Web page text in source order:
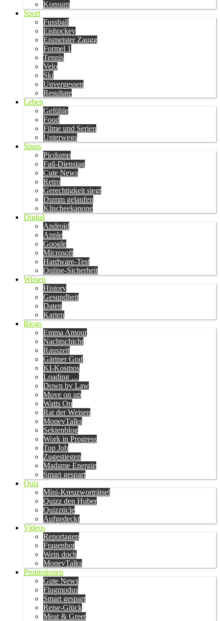
Konsum
Sport
Fussball
Eishockey
Eismeister Zaugg
Formel 1
Tennis
Velo
Ski
Unvergessen
Resultate
Leben
Gefühle
Food
Filme und Serien
Unterwegs
Spass
Picdump
Fail-Dienstag
Cute News
Retro
Gerechtigkeit siegt
Dumm gelaufen
Klischeekanone
Digital
Android
Apple
Google
Microsoft
Hardware-Test
Online-Sicherheit
Wissen
History
Gesundheit
Daten
Karten
Blogs
Emma Amour
Nachtschicht
Rauszeit
Gärtner Graf
KI-Kosmos
Loading …
Down by Law
Move on up
Watts On
Rat der Weisen
MoneyTalks
Sektenblog
Work in Progress
Top Job
Zugestiegen
Madame Energie
Smart gespart
Quiz
Mini-Kreuzworträtsel
Quizz den Huber
Quizzticle
Aufgedeckt
Videos
Reportagen
Fragenbot
Wein doch
MoneyTalks
Promotionen
Gute News
Flugmodus
Smart gespart
Reise-Glück
Meat & Greet